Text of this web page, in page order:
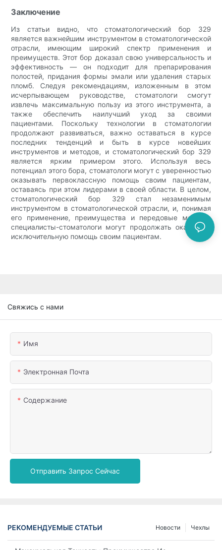
Заключение
Из статьи видно, что стоматологический бор 329
является важнейшим инструментом в стоматологической
отрасли, имеющим широкий спектр применения и
преимуществ. Этот бор доказал свою универсальность и
эффективность — он подходит для препарирования
полостей, придания формы эмали или удаления старых
пломб. Следуя рекомендациям, изложенным в этом
исчерпывающем руководстве, стоматологи смогут
извлечь максимальную пользу из этого инструмента, а
также обеспечить наилучший уход за своими
пациентами. Поскольку технологии в стоматологии
продолжают развиваться, важно оставаться в курсе
последних тенденций и быть в курсе новейших
инструментов и методов, и стоматологический бор 329
является ярким примером этого. Используя весь
потенциал этого бора, стоматологи могут с уверенностью
оказывать первоклассную помощь своим пациентам,
оставаясь при этом лидерами в своей области. В целом,
стоматологический бор 329 стал незаменимым
инструментом в стоматологической отрасли, и, понимая
его применение, преимущества и передовые методы,
специалисты-стоматологи могут продолжать оказывать
исключительную помощь своим пациентам.
Свяжись с нами
Имя
Электронная Почта
Содержание
Отправить Запрос Сейчас
РЕКОМЕНДУЕМЫЕ СТАТЬИ Чехлы
Новости